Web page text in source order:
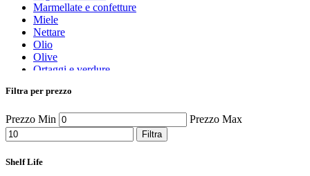
Marmellate e confetture
Miele
Nettare
Olio
Olive
Ortaggi e verdure
Peperoncino
Prodotti da forno
Rafano
Semi
Sott’oli e conserve
Sughi pronti e passate
Filtra per prezzo
Prezzo Min Prezzo Max
Filtra
Shelf Life